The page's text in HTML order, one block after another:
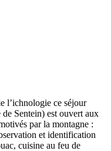
l’ichnologie ce séjour
de Sentein) est ouvert aux
par la montagne :
et identification
cuisine au feu de